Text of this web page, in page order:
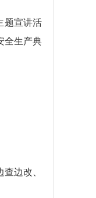
题宣讲活
全生产典
边改、